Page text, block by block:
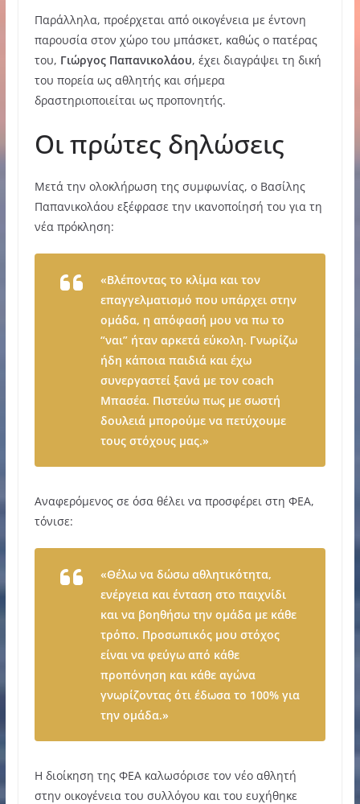
Παράλληλα, προέρχεται από οικογένεια με έντονη
παρουσία στον χώρο του μπάσκετ, καθώς ο πατέρας
του, Γιώργος Παπανικολάου, έχει διαγράψει τη δική
του πορεία ως αθλητής και σήμερα
δραστηριοποιείται ως προπονητής.
Οι πρώτες δηλώσεις
Μετά την ολοκλήρωση της συμφωνίας, ο Βασίλης
Παπανικολάου εξέφρασε την ικανοποίησή του για τη
νέα πρόκληση:
«Βλέποντας το κλίμα και τον
επαγγελματισμό που υπάρχει στην
ομάδα, η απόφασή μου να πω το
“ναι” ήταν αρκετά εύκολη. Γνωρίζω
ήδη κάποια παιδιά και έχω
συνεργαστεί ξανά με τον coach
Μπασέα. Πιστεύω πως με σωστή
δουλειά μπορούμε να πετύχουμε
τους στόχους μας.»
Αναφερόμενος σε όσα θέλει να προσφέρει στη ΦΕΑ,
τόνισε:
«Θέλω να δώσω αθλητικότητα,
ενέργεια και ένταση στο παιχνίδι
και να βοηθήσω την ομάδα με κάθε
τρόπο. Προσωπικός μου στόχος
είναι να φεύγω από κάθε
προπόνηση και κάθε αγώνα
γνωρίζοντας ότι έδωσα το 100% για
την ομάδα.»
Η διοίκηση της ΦΕΑ καλωσόρισε τον νέο αθλητή
στην οικογένεια του συλλόγου και του ευχήθηκε